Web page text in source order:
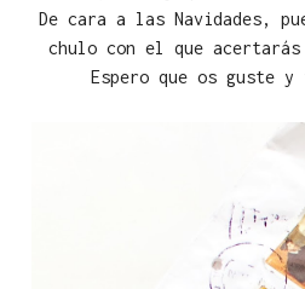
De cara a las Navidades,
chulo con el que acertarás
Espero que os guste y